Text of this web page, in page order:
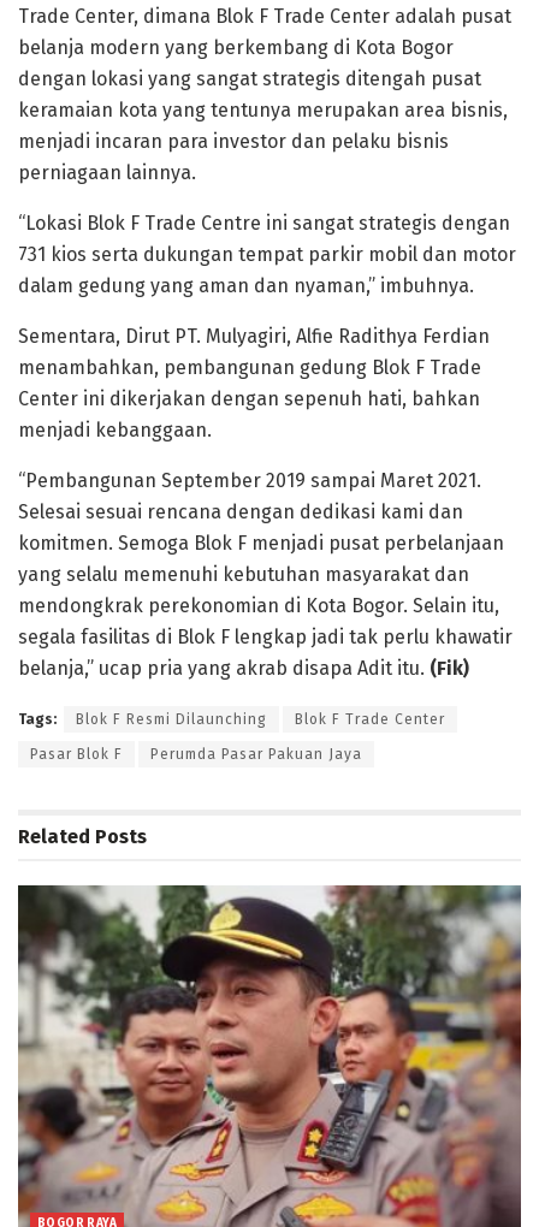
Trade Center, dimana Blok F Trade Center adalah pusat
belanja modern yang berkembang di Kota Bogor
dengan lokasi yang sangat strategis ditengah pusat
keramaian kota yang tentunya merupakan area bisnis,
menjadi incaran para investor dan pelaku bisnis
perniagaan lainnya.
“Lokasi Blok F Trade Centre ini sangat strategis dengan
731 kios serta dukungan tempat parkir mobil dan motor
dalam gedung yang aman dan nyaman,” imbuhnya.
Sementara, Dirut PT. Mulyagiri, Alfie Radithya Ferdian
menambahkan, pembangunan gedung Blok F Trade
Center ini dikerjakan dengan sepenuh hati, bahkan
menjadi kebanggaan.
“Pembangunan September 2019 sampai Maret 2021.
Selesai sesuai rencana dengan dedikasi kami dan
komitmen. Semoga Blok F menjadi pusat perbelanjaan
yang selalu memenuhi kebutuhan masyarakat dan
mendongkrak perekonomian di Kota Bogor. Selain itu,
segala fasilitas di Blok F lengkap jadi tak perlu khawatir
belanja,” ucap pria yang akrab disapa Adit itu. (Fik)
Tags: Blok F Resmi Dilaunching Blok F Trade Center
Pasar Blok F Perumda Pasar Pakuan Jaya
Related Posts
BOGOR RAYA